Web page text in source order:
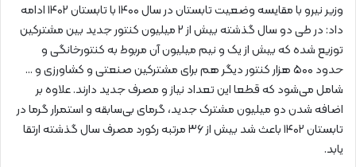
وزیر نیرو با مقایسه وضعیت تابستان در سال ۱۴۰۰ با تابستان ۱۴۰۲ ادامه
داد: در طی دو سال گذشته بیش از ۲ میلیون کنتور جدید بین مشترکین
توزیع شده که بیش از یک و نیم میلیون آن مربوط به کنتورخانگی و
حدود ۵۰۰ هزار کنتور دیگر هم برای مشترکین صنعتی و کشاورزی و …
شامل می‌شود که قطعا این تعداد نیاز و مصرف جدید دارند. علاوه بر
اضافه شدن دو میلیون مشترک جدید، گرمای بی‌سابقه و استمرار گرما در
تابستان ۱۴۰۲ باعث شد بیش از ۳۶ مرتبه رکورد مصرف سال گذشته ارتقا
یابد.